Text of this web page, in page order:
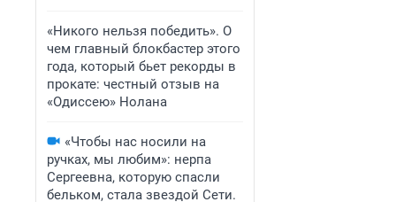
«Никого нельзя победить». О
чем главный блокбастер этого
года, который бьет рекорды в
прокате: честный отзыв на
«Одиссею» Нолана
«Чтобы нас носили на
ручках, мы любим»: нерпа
Сергеевна, которую спасли
бельком, стала звездой Сети.